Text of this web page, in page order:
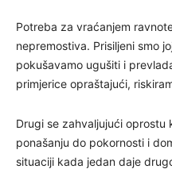
Potreba za vraćanjem
nepremostiva. Prisiljeni smo
pokušavamo ugušiti i
primjerice opraštajući,
Drugi se zahvaljujući oprostu
ponašanju do pokornosti i
situaciji kada jedan daje